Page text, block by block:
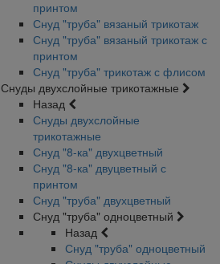
принтом
Снуд "труба" вязаный трикотаж
Снуд "труба" вязаный трикотаж с
принтом
Снуд "труба" трикотаж с флисом
Снуды двухслойные трикотажные
Назад
Снуды двухслойные
трикотажные
Снуд "8-ка" двухцветный
Снуд "8-ка" двуцветный с
принтом
Снуд "труба" двухцветный
Снуд "труба" одноцветный
Назад
Снуд "труба" одноцветный